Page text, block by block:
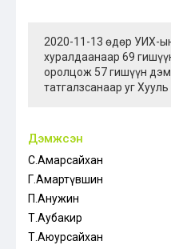
2020-11-13 өдөр УИХ-
хуралдаанаар 69
оролцож 57 гишүүн
татгалзсанаар уг Хууль
Дэмжсэн
С.Амарсайхан
Г.Амартүвшин
П.Анужин
Т.Аубакир
Т.Аюурсайхан